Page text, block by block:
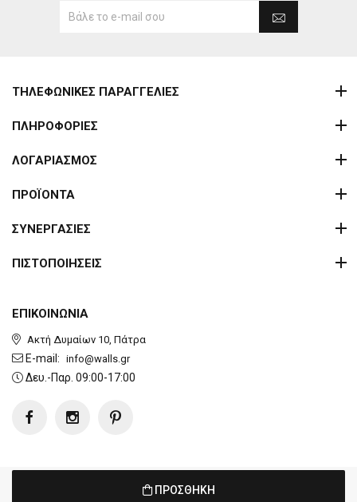
ΠΡΟΣΘΗΚΗ
ΕΠΙΚΟΙΝΩΝΙΑ
Ακτή Δυμαίων 10, Πάτρα
E-mail: info@walls.gr
Δευ.-Παρ. 09:00-17:00
ΤΗΛΕΦΩΝΙΚΕΣ ΠΑΡΑΓΓΕΛΙΕΣ
ΠΛΗΡΟΦΟΡΙΕΣ
ΛΟΓΑΡΙΑΣΜΟΣ
ΠΡΟΪΟΝΤΑ
ΣΥΝΕΡΓΑΣΙΕΣ
ΠΙΣΤΟΠΟΙΗΣΕΙΣ
Copyright © 2026 Walls. All rights reserved | Created by